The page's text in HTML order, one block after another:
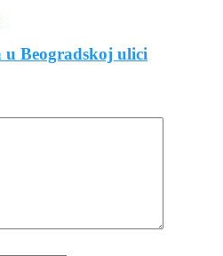
u Beogradskoj ulici